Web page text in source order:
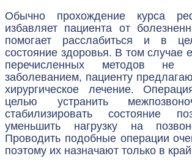
Обычно прохождение курса
избавляет пациента от
помогает расслабиться и в
состояние здоровья. В том случае
перечисленных методов не
заболеванием, пациенту
хирургическое лечение.
целью устранить
стабилизировать состояние
уменьшить нагрузку на
Проводить подобные операции
поэтому их назначают только в